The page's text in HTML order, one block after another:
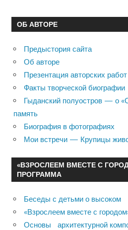
ОБ АВТОРЕ
Предыстория сайта
Об авторе
Презентация авторских работ
Факты творческой биографии
Гыданский полуостров — о
память
Биография в фотографиях
Мои встречи — Крупицы
«ВЗРОСЛЕЕМ ВМЕСТЕ С
ПРОГРАММА
Беседы с детьми о высоком
«Взрослеем вместе с
Основы архитектурной